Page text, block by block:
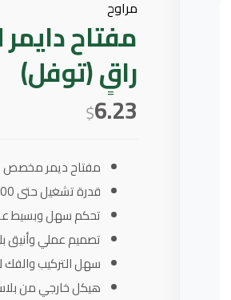
مراوح
راقٍ (توفل)
$6.23
مفتاح ديمر مخصص
قدرة تشغيل حتى 300 واط.
تحكم سهل وبسيط
تصميم عملي وأنيق
سهل التركيب والفك
هيكل خارجي من